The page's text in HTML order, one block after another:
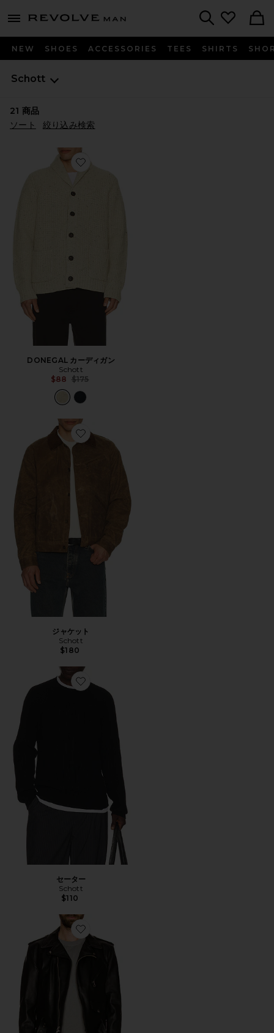
menu - shows more content
Revolve
NEW SHOES ACCESSORIES TEES SHIRTS
Schott
21 商品
ソート
絞り込み検索
Favorite DONEGAL カーディガン
DONEGAL カーディガン
Schott
$88 Previous price:
$175
Favorite ジャケット
ジャケット
Schott
$180
Favorite セーター
セーター
Schott
$110
Favorite PERFECTO レザージャケット